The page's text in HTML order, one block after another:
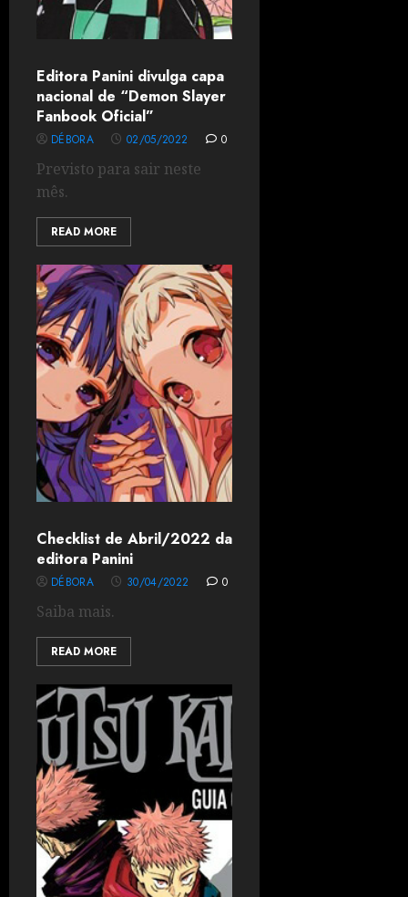
Editora Panini divulga capa
nacional de “Demon Slayer
Fanbook Oficial”
DÉBORA 02/05/2022 0
Previsto para sair neste
mês.
READ MORE
Checklist de Abril/2022 da
editora Panini
DÉBORA 30/04/2022 0
Saiba mais.
READ MORE